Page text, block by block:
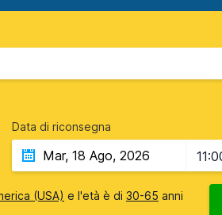
Data di riconsegna
(USA) e l'età è di 30-65 anni